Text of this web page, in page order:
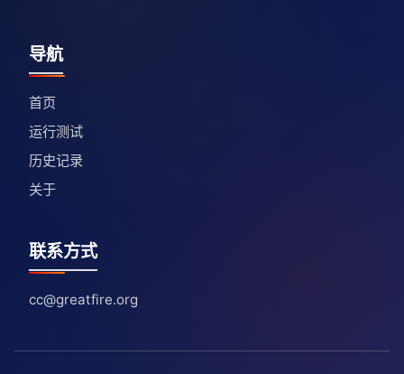
导航
首页
运行测试
历史记录
关于
联系方式
cc@greatfire.org